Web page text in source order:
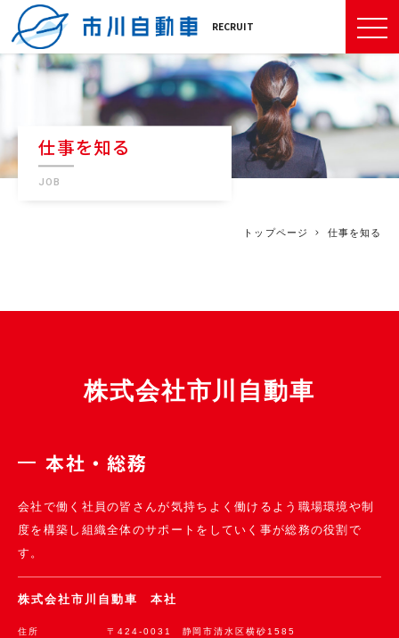
RECRUIT
仕事を知る
JOB
トップページ 仕事を知る
株式会社市川自動車
本社・総務
会社で働く社員の皆さんが気持ちよく働けるよう職場環境や制
度を構築し組織全体のサポートをしていく事が総務の役割で
す。
株式会社市川自動車 本社
住所
〒424-0031 静岡市清水区横砂1585